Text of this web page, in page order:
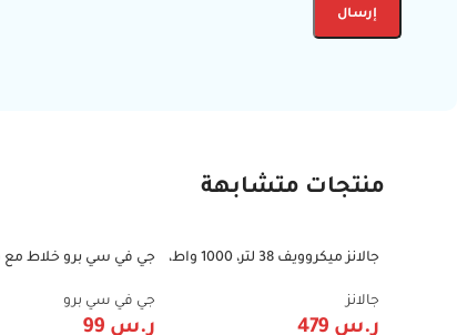
منتجات متشابهة
-36%
جالانز ميكروويف 38 لتر، 1000 واط،
جالانز
ر.س
-34%
جي في سي برو خلاط مع
أبيض – GVCB-440
جي في سي برو
ر.س 99